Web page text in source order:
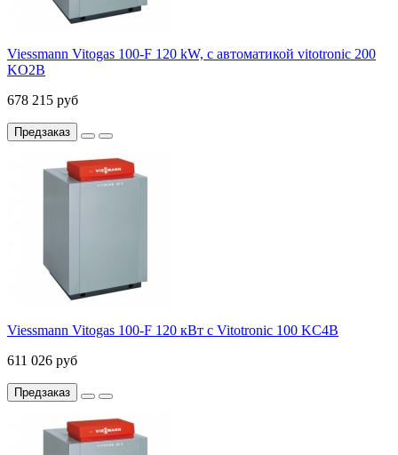
Viessmann Vitogas 100-F 120 kW, с автоматикой vitotronic 200
KO2B
678 215 руб
Предзаказ
Viessmann Vitogas 100-F 120 кВт c Vitotronic 100 KC4B
611 026 руб
Предзаказ